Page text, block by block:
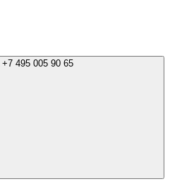
+7 495 005 90 65